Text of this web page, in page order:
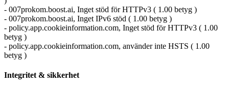
- 007prokom.boost.ai, Inget stöd för HTTPv3 ( 1.00 betyg )
- 007prokom.boost.ai, Inget IPv6 stöd ( 1.00 betyg )
- policy.app.cookieinformation.com, Inget stöd för HTTPv3 ( 1.00
betyg )
- policy.app.cookieinformation.com, använder inte HSTS ( 1.00
betyg )
Integritet & sikkerhet